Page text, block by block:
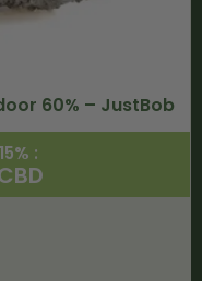
60% – JustBob
: